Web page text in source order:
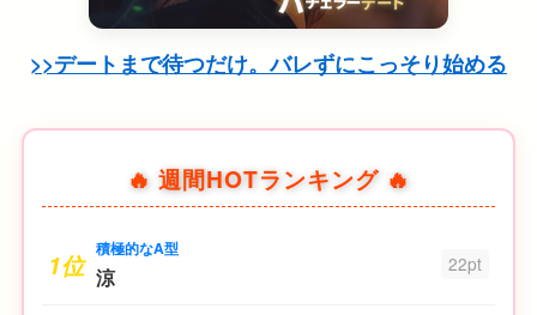
>>デートまで待つだけ。バレずにこっそり始める
🔥 週間HOTランキング 🔥
1位 積極的なA型
涼 22pt